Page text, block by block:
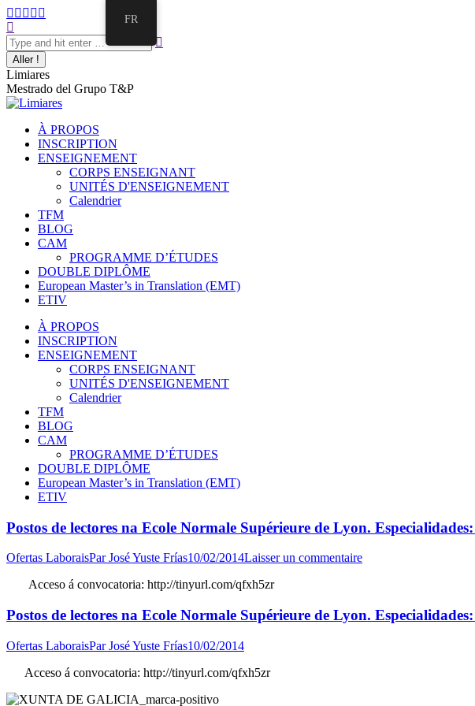
Aller
au
contenu
La
Facebook
s'ouvre
dans
une
nouvelle
fenêtre
La
Twitter
s'ouvre
dans
une
nouvelle
fenêtre
La
E-
mail
s'ouvre
dans
une
nouvelle
fenêtre
La
Instagram
s'ouvre
dans
une
nouvelle
fenêtre
LinkedIn
s'ouvre
dans
une
nouvelle
fenêtre
Recherche
Limiares
Mestrado del Grupo T&P
À PROPOS
INSCRIPTION
ENSEIGNEMENT
CORPS ENSEIGNANT
UNITÉS D'ENSEIGNEMENT
Calendrier
TFM
BLOG
CAM
PROGRAMME D’ÉTUDES
DOUBLE DIPLÔME
European Master’s in Translation (EMT)
ETIV
À PROPOS
INSCRIPTION
ENSEIGNEMENT
CORPS ENSEIGNANT
UNITÉS D'ENSEIGNEMENT
Calendrier
TFM
BLOG
CAM
PROGRAMME D’ÉTUDES
DOUBLE DIPLÔME
European Master’s in Translation (EMT)
ETIV
Postos de lectores na Ecole Normale Supérieure de Lyon.
Ofertas LaboraisParJosé Yuste Frías10/02/2014Laisser un commentaire
Acceso á convocatoria: http://tinyurl.com/qfxh5zr
Postos de lectores na Ecole Normale Supérieure de Lyon.
Ofertas LaboraisParJosé Yuste Frías10/02/2014
Acceso á convocatoria: http://tinyurl.com/qfxh5zr
FR